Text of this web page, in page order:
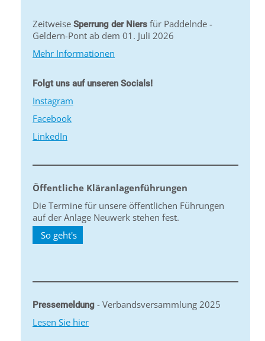
Zeitweise Sperrung der Niers für Paddelnde -
Geldern-Pont ab dem 01. Juli 2026
Mehr Informationen
Folgt uns auf unseren Socials!
Instagram
Facebook
LinkedIn
Öffentliche Kläranlagenführungen
Die Termine für unsere öffentlichen Führungen
auf der Anlage Neuwerk stehen fest.
So geht's
Pressemeldung - Verbandsversammlung 2025
Lesen Sie hier